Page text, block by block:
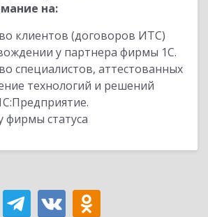
на:
клиентов (договоров ИТС)
у партнера фирмы 1С.
специалистов, аттестованных
технологий и решений
фирмы статуса